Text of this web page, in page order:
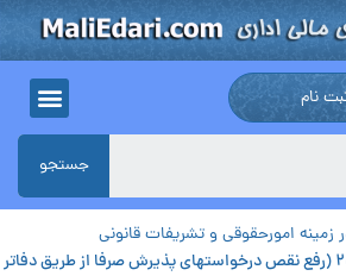
نام
جستجو
زمینه امورحقوقی و تشریفات قانونی
___ اطلاعیه شماره ۲۵ (رفع نقص درخواستهای پذیرش صرفا از طریق دفاتر